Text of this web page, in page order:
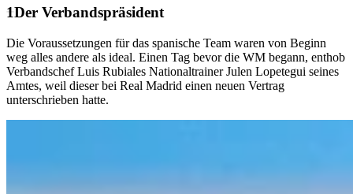
Der Verbandspräsident
Die Voraussetzungen für das spanische Team waren von Beginn
weg alles andere als ideal. Einen Tag bevor die WM begann, enthob
Verbandschef Luis Rubiales Nationaltrainer Julen Lopetegui seines
Amtes, weil dieser bei Real Madrid einen neuen Vertrag
unterschrieben hatte.